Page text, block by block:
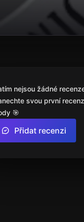
nejsou žádné
svou první
🎯
Přidat recenzi